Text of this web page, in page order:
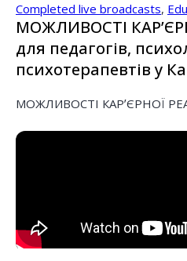
Completed live broadcasts,
МОЖЛИВОСТІ
для педагогів,
психотерапевтів у
МОЖЛИВОСТІ КАРʼЄРНОЇ